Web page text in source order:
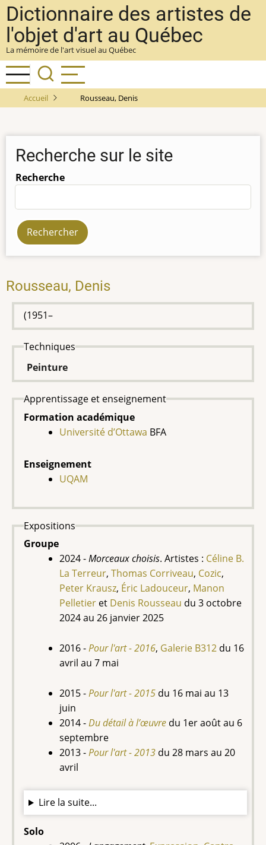
Aller
au
contenu
principal
Dictionnaire des artistes de
l'objet d'art au Québec
La mémoire de l'art visuel au Québec
Accueil Rousseau, Denis
Recherche sur le site
Recherche
Rousseau, Denis
(1951–
Techniques
Peinture
Apprentissage et enseignement
Formation académique
Université d’Ottawa BFA
Enseignement
UQAM
Expositions
Groupe
2024 -Morceaux choisis. Artistes : Céline B.
La Terreur, Thomas Corriveau, Cozic,
Peter Krausz, Éric Ladouceur, Manon
Pelletier et Denis Rousseau du 3 octobre
2024 au 26 janvier 2025
2016 -Pour l'art - 2016, Galerie B312 du 16
avril au 7 mai
2015 -Pour l'art - 2015 du 16 mai au 13
juin
2014 -Du détail à l’œuvre du 1er août au 6
septembre
2013 -Pour l'art - 2013 du 28 mars au 20
avril
Lire la suite...
Solo